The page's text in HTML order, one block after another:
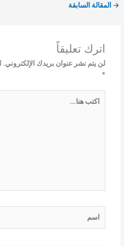
→ المقالة السابقة
اترك تعليقاً
لن يتم نشر عنوان بريدك الإلكتروني.
*
هنا...